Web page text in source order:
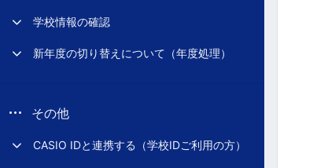
学校情報の確認
新年度の切り替えについて（年度処理）
その他
CASIO IDと連携する（学校IDご利用の方）